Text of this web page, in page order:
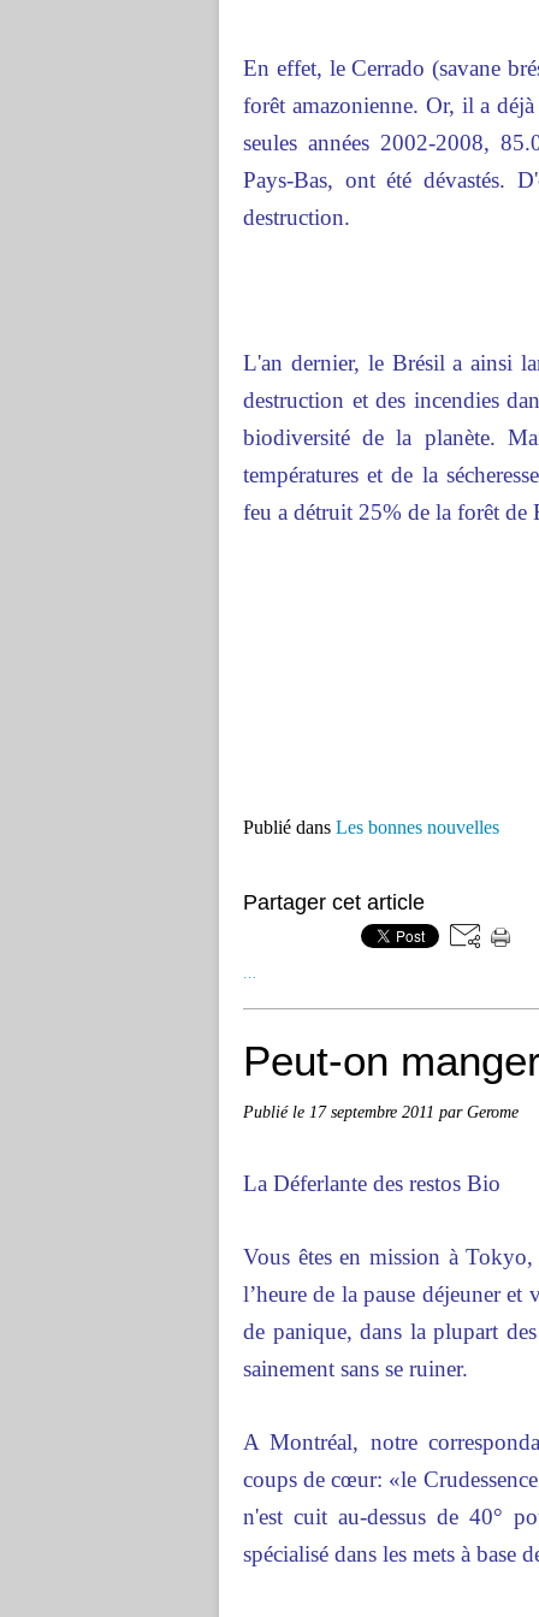
En effet, le Cerrado (savane
forêt amazonienne. Or, il a
seules années 2002-2008,
Pays-Bas, ont été dévastés.
destruction.
L'an dernier, le Brésil a ainsi
destruction et des incendies
biodiversité de la planète.
températures et de la
feu a détruit 25% de la forêt de
Publié dans Les bonnes nouvelles
Partager cet article
Peut-on
Publié le 17 septembre 2011 par Gerome
La Déferlante des restos Bio
Vous êtes en mission à
l’heure de la pause déjeuner
de panique, dans la plupart
sainement sans se ruiner.
A Montréal, notre
coups de cœur: «le
n'est cuit au-dessus de 40°
spécialisé dans les mets à base